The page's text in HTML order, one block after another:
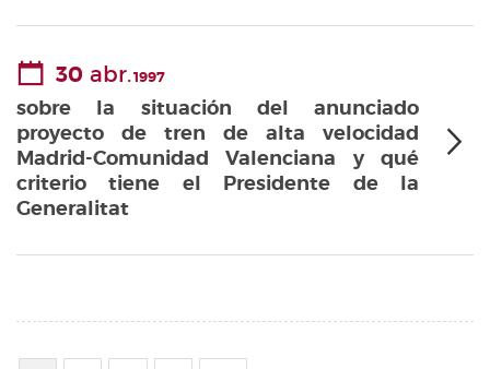
30 abr.1997
sobre la situación del anunciado
proyecto de tren de alta velocidad
Madrid-Comunidad Valenciana y qué
criterio tiene el Presidente de la
Generalitat